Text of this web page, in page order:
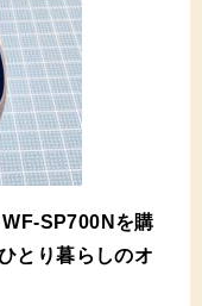
SP700Nを購
とり暮らしのオ